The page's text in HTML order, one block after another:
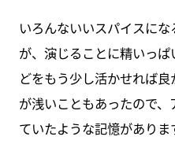
いろんないいスパイスに
が、演じることに精いっ
どをもう少し活かせれば
が浅いこともあったので
ていたような記憶がありま